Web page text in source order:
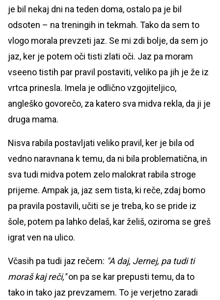
je bil nekaj dni na teden doma, ostalo pa je bil
odsoten – na treningih in tekmah. Tako da sem to
vlogo morala prevzeti jaz. Se mi zdi bolje, da sem jo
jaz, ker je potem oči tisti zlati oči. Jaz pa moram
vseeno tistih par pravil postaviti, veliko pa jih je že iz
vrtca prinesla. Imela je odlično vzgojiteljico,
angleško govorečo, za katero sva midva rekla, da ji je
druga mama.
Nisva rabila postavljati veliko pravil, ker je bila od
vedno naravnana k temu, da ni bila problematična, in
sva tudi midva potem zelo malokrat rabila stroge
prijeme. Ampak ja, jaz sem tista, ki reče, zdaj bomo
pa pravila postavili, učiti se je treba, ko se pride iz
šole, potem pa lahko delaš, kar želiš, oziroma se greš
igrat ven na ulico.
Včasih pa tudi jaz rečem: "A daj, Jernej, pa tudi ti
moraš kaj reči,''on pa se kar prepusti temu, da to
tako in tako jaz prevzamem. To je verjetno zaradi